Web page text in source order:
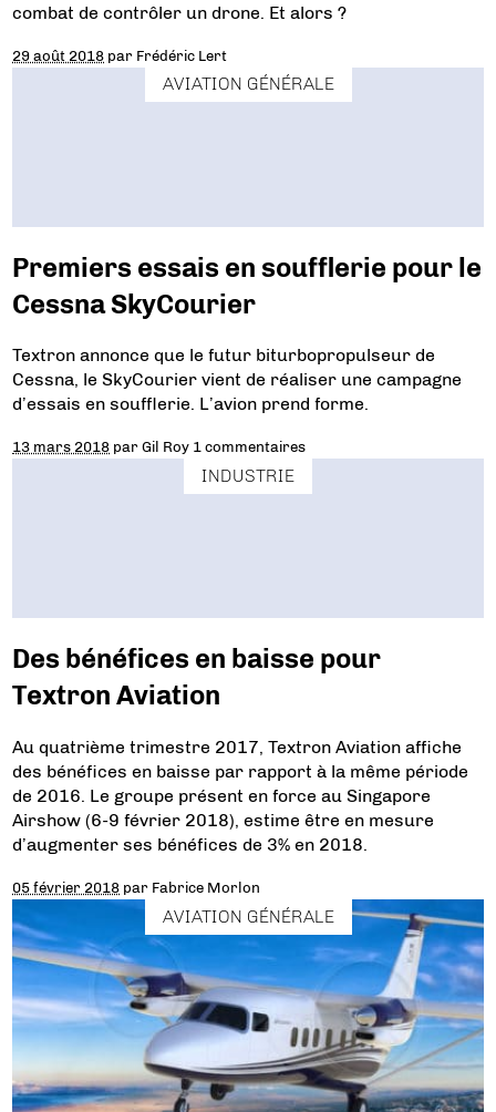
combat de contrôler un drone. Et alors ?
29 août 2018 par Frédéric Lert
AVIATION GÉNÉRALE
Premiers essais en soufflerie pour le
Cessna SkyCourier
Textron annonce que le futur biturbopropulseur de
Cessna, le SkyCourier vient de réaliser une campagne
d’essais en soufflerie. L’avion prend forme.
13 mars 2018 parGil Roy 1 commentaires
INDUSTRIE
Des bénéfices en baisse pour
Textron Aviation
Au quatrième trimestre 2017, Textron Aviation affiche
des bénéfices en baisse par rapport à la même période
de 2016. Le groupe présent en force au Singapore
Airshow (6-9 février 2018), estime être en mesure
d’augmenter ses bénéfices de 3% en 2018.
05 février 2018 par Fabrice Morlon
AVIATION GÉNÉRALE